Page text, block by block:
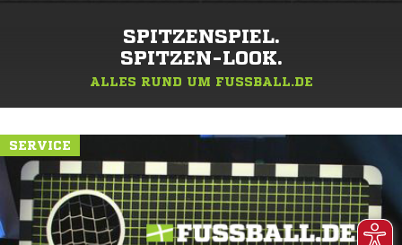
SPITZENSPIEL.
SPITZEN-LOOK.
ALLES RUND UM FUSSBALL.DE
SERVICE